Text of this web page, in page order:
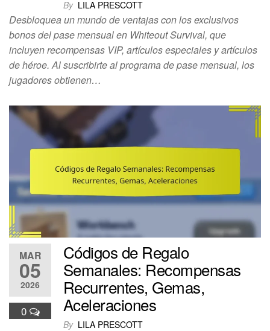
By LILA PRESCOTT
Desbloquea un mundo de ventajas con los exclusivos
bonos del pase mensual en Whiteout Survival, que
incluyen recompensas VIP, artículos especiales y artículos
de héroe. Al suscribirte al programa de pase mensual, los
jugadores obtienen…
MAR
05
2026
0
Códigos de Regalo
Semanales: Recompensas
Recurrentes, Gemas,
Aceleraciones
By LILA PRESCOTT